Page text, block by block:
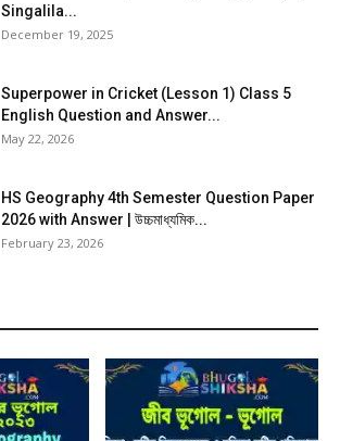
Singalila...
December 19, 2025
Superpower in Cricket (Lesson 1) Class 5
English Question and Answer...
May 22, 2026
HS Geography 4th Semester Question Paper
2026 with Answer | উচ্চমাধ্যমিক...
February 23, 2026